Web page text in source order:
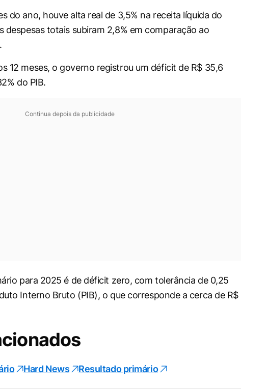
do ano, houve alta real de 3,5% na receita líquida do
despesas totais subiram 2,8% em comparação ao
12 meses, o governo registrou um déficit de R$ 35,6
do PIB.
Continua depois da publicidade
para 2025 é de déficit zero, com tolerância de 0,25
Interno Bruto (PIB), o que corresponde a cerca de R$
Hard News Resultado primário